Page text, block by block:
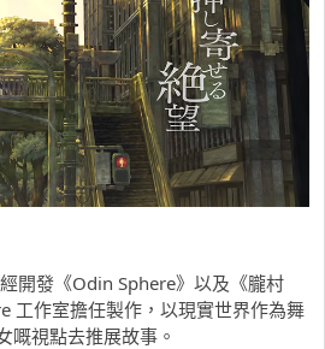
開發《Odin Sphere》以及《朧村
工作室擔任製作，以現實世界作為舞
嘅視點去推展故事。